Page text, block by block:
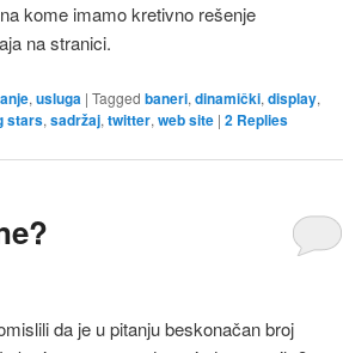
kome imamo kretivno rešenje
na stranici.
, usluga | Tagged baneri, dinamički, display,
stars, sadržaj, twitter, web site | 2 Replies
da je u pitanju beskonačan broj